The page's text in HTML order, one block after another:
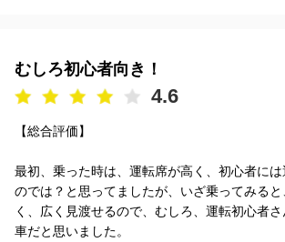
むしろ初心者向き！
4.6
【総合評価】
最初、乗った時は、運転席が高く、初心者に
のでは？と思ってましたが、いざ乗ってみる
く、広く見渡せるので、むしろ、運転初心者
車だと思いました。